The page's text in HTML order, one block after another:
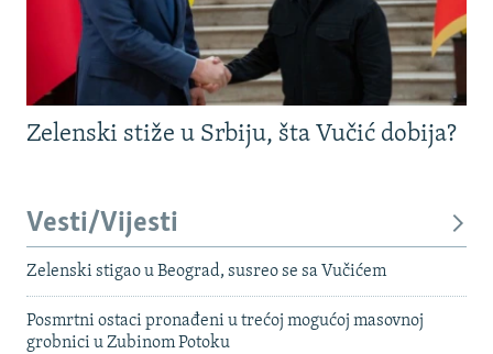
Zelenski stiže u Srbiju, šta Vučić dobija?
Vesti/Vijesti
Zelenski stigao u Beograd, susreo se sa Vučićem
Posmrtni ostaci pronađeni u trećoj mogućoj masovnoj
grobnici u Zubinom Potoku